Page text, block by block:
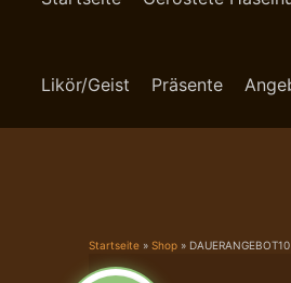
Likör/Geist Präsente
Startseite » Shop »